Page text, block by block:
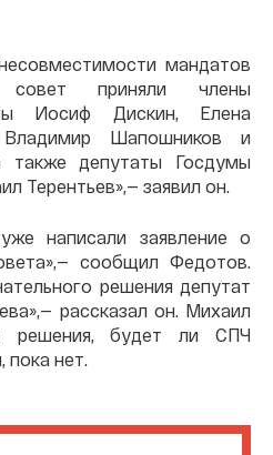
мандатов
совет приняли члены
Иосиф Дискин, Елена
Владимир Шапошников и
также депутаты Госдумы
Терентьев»,— заявил он.
написали заявление о
сообщил Федотов.
решения депутат
рассказал он. Михаил
решения, будет ли СПЧ
пока нет.